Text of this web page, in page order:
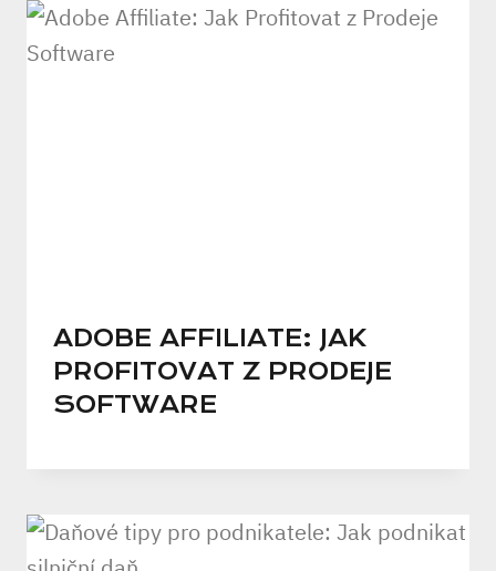
ADOBE AFFILIATE: JAK
PROFITOVAT Z PRODEJE
SOFTWARE